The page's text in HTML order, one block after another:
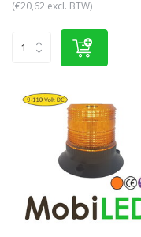
(€20,62 excl. BTW)